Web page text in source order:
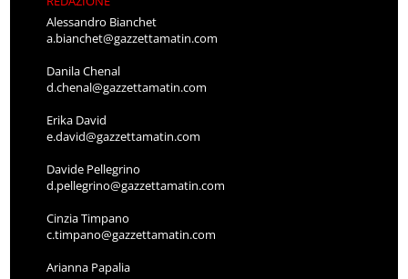
Alessandro Bianchet
a.bianchet@gazzettamatin.com
Danila Chenal
d.chenal@gazzettamatin.com
Erika David
e.david@gazzettamatin.com
Davide Pellegrino
d.pellegrino@gazzettamatin.com
Cinzia Timpano
c.timpano@gazzettamatin.com
Arianna Papalia